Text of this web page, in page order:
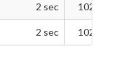
2 sec 1024 MiB
2 sec 1024 MiB